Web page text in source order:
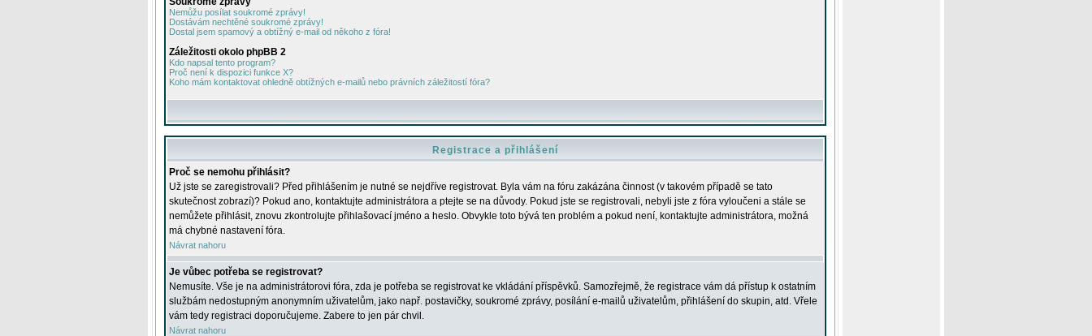
Nemůžu posílat soukromé zprávy!
Dostávám nechtěné soukromé zprávy!
Dostal jsem spamový a obtížný e-mail od někoho z fóra!
Záležitosti okolo phpBB 2
Kdo napsal tento program?
Proč není k dispozici funkce X?
Koho mám kontaktovat ohledně obtížných e-mailů nebo právních záležitostí fóra?
Registrace a přihlášení
Proč se nemohu přihlásit?
Už jste se zaregistrovali? Před přihlášením je nutné se nejdříve registrovat. Byla vám na fóru zakázána činnost (v takovém případě se tato
skutečnost zobrazí)? Pokud ano, kontaktujte administrátora a ptejte se na důvody. Pokud jste se registrovali, nebyli jste z fóra vyloučeni a stále se
nemůžete přihlásit, znovu zkontrolujte přihlašovací jméno a heslo. Obvykle toto bývá ten problém a pokud není, kontaktujte administrátora, možná
má chybné nastavení fóra.
Návrat nahoru
Je vůbec potřeba se registrovat?
Nemusíte. Vše je na administrátorovi fóra, zda je potřeba se registrovat ke vkládání příspěvků. Samozřejmě, že registrace vám dá přístup k ostatním
službám nedostupným anonymním uživatelům, jako např. postavičky, soukromé zprávy, posílání e-mailů uživatelům, přihlášení do skupin, atd. Vřele
vám tedy registraci doporučujeme. Zabere to jen pár chvil.
Návrat nahoru